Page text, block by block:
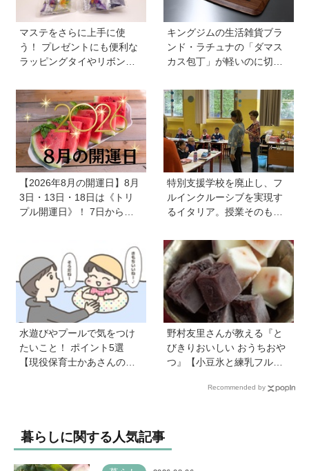
マステをさらに上手に使
う！ プレゼントにも便利な
ラッピングタイやリボンが
スパレード／シヤチハタ】
キングジムの生活雑貨ブラ
ンド・ラチュナの「ダマス
カス包丁」が軽いのに切れ
スから卒業【プレゼントあ
り】
【2026年8月の開運日】8月
3日・13日・18日は《トリ
プル開運日》！ 7日から
期滞在を開始！
特別支援学校を廃止し、フ
ルインクルーシブを実現す
るイタリア。授業そのもの
やすい形に【言語聴覚士 原
先生が伝える世界のインク
ルーシブ教育】
水遊びやプールで気をつけ
たいこと！ ポイント5選
【現役保育士かあさんの子
野村友里さんが教える『と
びきりおいしい おうちおや
つ』【小豆氷と練乳フルー
り！ 小学生でもお手伝いで
Recommended by
暮らしに関する人気記事